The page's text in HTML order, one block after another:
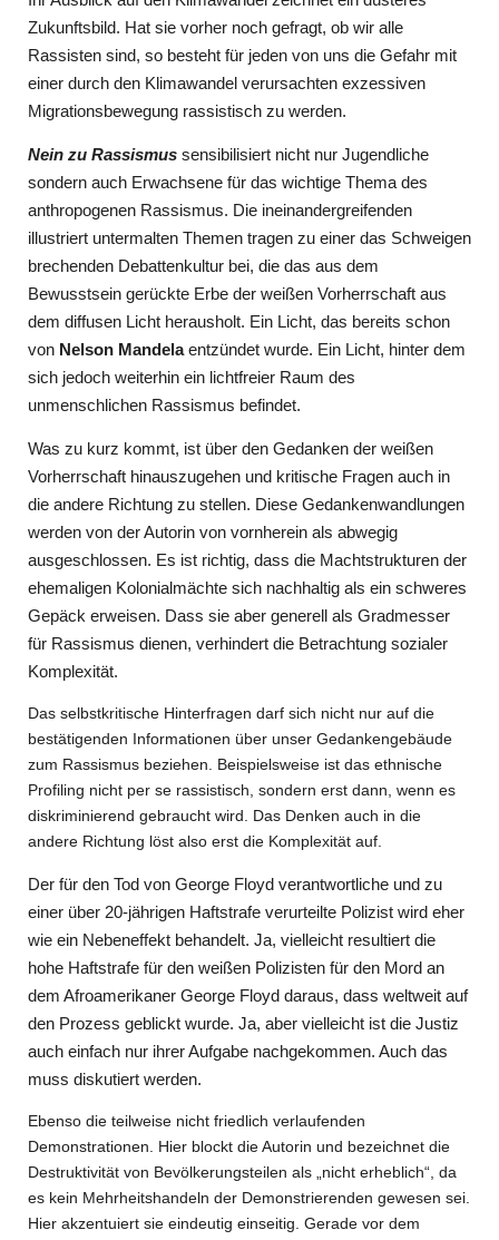
Zukunftsbild. Hat sie vorher noch gefragt, ob wir alle
Rassisten sind, so besteht für jeden von uns die Gefahr mit
einer durch den Klimawandel verursachten exzessiven
Migrationsbewegung rassistisch zu werden.
Nein zu Rassismus sensibilisiert nicht nur Jugendliche
sondern auch Erwachsene für das wichtige Thema des
anthropogenen Rassismus. Die ineinandergreifenden
illustriert untermalten Themen tragen zu einer das Schweigen
brechenden Debattenkultur bei, die das aus dem
Bewusstsein gerückte Erbe der weißen Vorherrschaft aus
dem diffusen Licht herausholt. Ein Licht, das bereits schon
von Nelson Mandelaentzündet wurde. Ein Licht, hinter dem
sich jedoch weiterhin ein lichtfreier Raum des
unmenschlichen Rassismus befindet.
Was zu kurz kommt, ist über den Gedanken der weißen
Vorherrschaft hinauszugehen und kritische Fragen auch in
die andere Richtung zu stellen. Diese Gedankenwandlungen
werden von der Autorin von vornherein als abwegig
ausgeschlossen. Es ist richtig, dass die Machtstrukturen der
ehemaligen Kolonialmächte sich nachhaltig als ein schweres
Gepäck erweisen. Dass sie aber generell als Gradmesser
für Rassismus dienen, verhindert die Betrachtung sozialer
Komplexität.
Das selbstkritische Hinterfragen darf sich nicht nur auf die
bestätigenden Informationen über unser Gedankengebäude
zum Rassismus beziehen. Beispielsweise ist das ethnische
Profiling nicht per se rassistisch, sondern erst dann, wenn es
diskriminierend gebraucht wird. Das Denken auch in die
andere Richtung löst also erst die Komplexität auf.
Der für den Tod von George Floyd verantwortliche und zu
einer über 20-jährigen Haftstrafe verurteilte Polizist wird eher
wie ein Nebeneffekt behandelt. Ja, vielleicht resultiert die
hohe Haftstrafe für den weißen Polizisten für den Mord an
dem Afroamerikaner George Floyd daraus, dass weltweit auf
den Prozess geblickt wurde. Ja, aber vielleicht ist die Justiz
auch einfach nur ihrer Aufgabe nachgekommen. Auch das
muss diskutiert werden.
Ebenso die teilweise nicht friedlich verlaufenden
Demonstrationen. Hier blockt die Autorin und bezeichnet die
Destruktivität von Bevölkerungsteilen als „nicht erheblich“, da
es kein Mehrheitshandeln der Demonstrierenden gewesen sei.
Hier akzentuiert sie eindeutig einseitig. Gerade vor dem